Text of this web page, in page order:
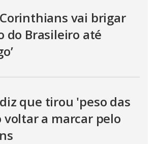
vai brigar
do Brasileiro até
que tirou 'peso das
voltar a marcar pelo